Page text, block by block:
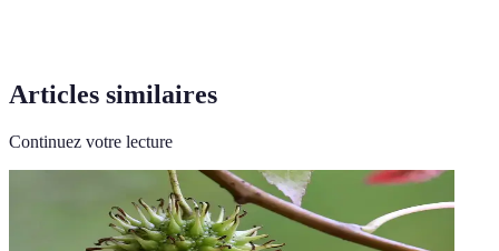
Articles similaires
Continuez votre lecture